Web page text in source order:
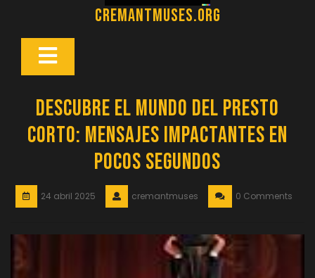
cremantmuses.org
Botón
Descubre el Mundo del Presto
Corto: Mensajes Impactantes en
Pocos Segundos
24 abril 2025 cremantmuses 0 Comments